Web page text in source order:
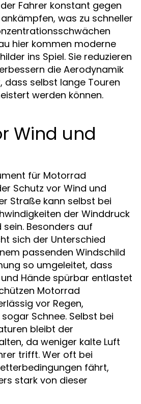
Fahrer konstant gegen
was zu schneller
hier kommen moderne
ins Spiel. Sie reduzieren
die Aerodynamik
dass selbst lange Touren
werden können.
Wind und
für Motorrad
Schutz vor Wind und
Straße kann selbst bei
der Winddruck
Besonders auf
sich der Unterschied
passenden Windschild
so umgeleitet, dass
Hände spürbar entlastet
Motorrad
vor Regen,
Schnee. Selbst bei
bleibt der
da weniger kalte Luft
trifft. Wer oft bei
fährt,
stark von dieser